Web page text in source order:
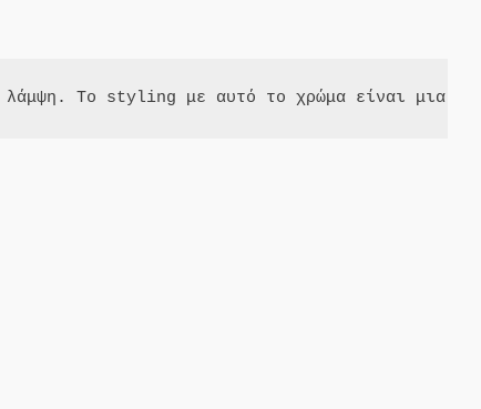
Το styling με αυτό το χρώμα είναι μια